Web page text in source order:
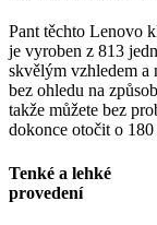
Pant těchto Lenovo
je vyroben z 813
skvělým vzhledem a
bez ohledu na
takže můžete bez
dokonce otočit o
Tenké a lehké
provedení